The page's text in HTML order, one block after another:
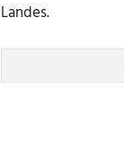
Landes.